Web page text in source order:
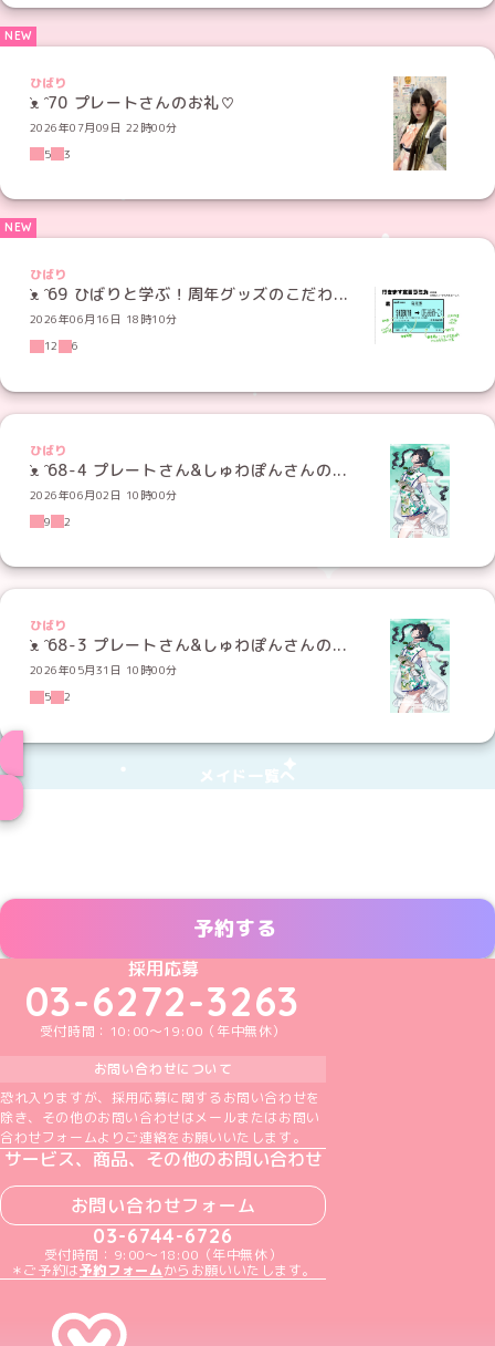
ひばり
̑ᴥ ̑70 プレートさんのお礼♡
2026年07月09日 22時00分
5
3
ひばり
̑ᴥ ̑69 ひばりと学ぶ！周年グッズのこだわ...
2026年06月16日 18時10分
12
6
ひばり
̑ᴥ ̑68-4 プレートさん&しゅわぽんさんの...
2026年06月02日 10時00分
9
2
ひばり
̑ᴥ ̑68-3 プレートさん&しゅわぽんさんの...
2026年05月31日 10時00分
5
2
メイド一覧へ
予約する
めいどりーみんTikTok公式アカウント
めいどりーみんX公式アカウント
めいどりーみんInstagram公式アカウント
めいどりーみんFacebook公式アカウン
めいどりーみんYouTube公式アカ
採用応募
03-6272-3263
受付時間：10:00～19:00（年中無休）
お問い合わせについて
恐れ入りますが、採用応募に関するお問い合わせを
除き、その他のお問い合わせはメールまたはお問い
合わせフォームよりご連絡をお願いいたします。
サービス、商品、その他のお問い合わせ
お問い合わせフォーム
03-6744-6726
受付時間：9:00～18:00（年中無休）
＊ご予約は予約フォームからお願いいたします。